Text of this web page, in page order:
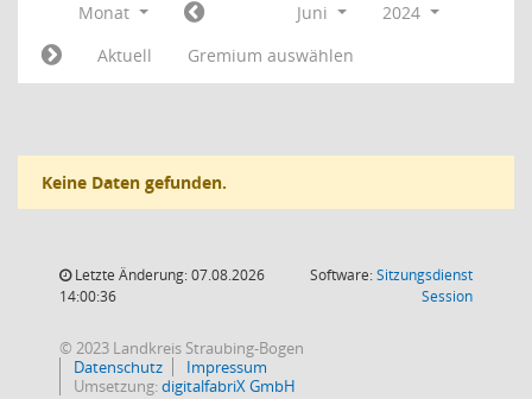
Monat Juni
2024
Aktuell
Gremium auswählen
Keine Daten gefunden.
Letzte Änderung: 07.08.2026
14:00:36
Software:Sitzungsdienst
Session(Wird in
© 2023 Landkreis Straubing-Bogen
Datenschutz
Impressum
Umsetzung:digitalfabriX GmbH